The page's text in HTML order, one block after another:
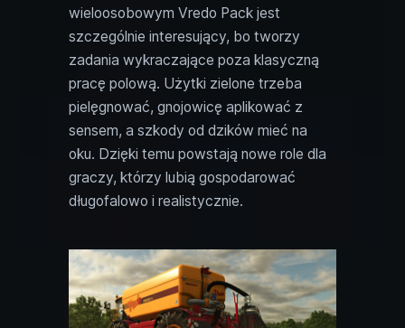
wieloosobowym Vredo Pack jest
szczególnie interesujący, bo tworzy
zadania wykraczające poza klasyczną
pracę polową. Użytki zielone trzeba
pielęgnować, gnojowicę aplikować z
sensem, a szkody od dzików mieć na
oku. Dzięki temu powstają nowe role dla
graczy, którzy lubią gospodarować
długofalowo i realistycznie.